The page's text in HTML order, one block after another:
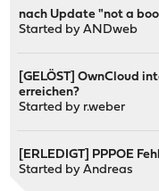
nach Update "not a
Started byANDweb
[GELÖST] OwnCloud
erreichen?
Started by r.weber
[ERLEDIGT] PPPOE
Started byAndreas